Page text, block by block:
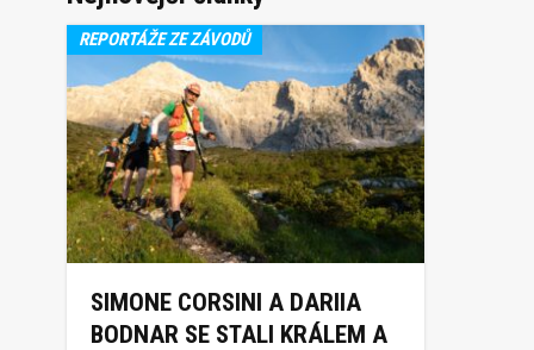
REPORTÁŽE ZE ZÁVODŮ
SIMONE CORSINI A DARIIA
BODNAR SE STALI KRÁLEM A